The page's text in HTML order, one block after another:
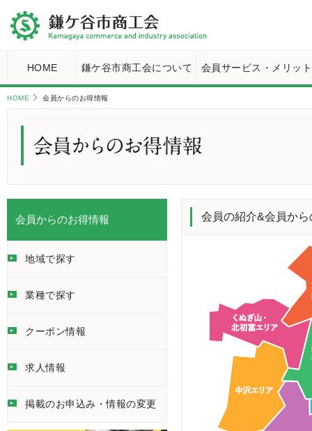
HOME 鎌ケ谷市商工会について 会員サービス・メリット
HOME 会員からのお得情報
会員からのお得情報
地域で探す
業種で探す
クーポン情報
求人情報
掲載のお申込み・情報の変更
会員の紹介&会員から